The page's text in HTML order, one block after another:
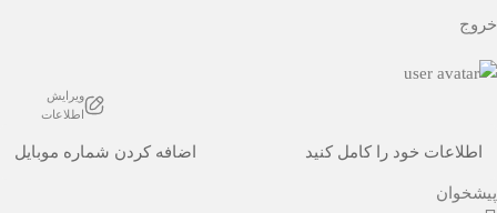
خروج
ویرایش
اطلاعات
اطلاعات خود را کامل کنید اضافه کردن شماره موبایل
پیشخوان